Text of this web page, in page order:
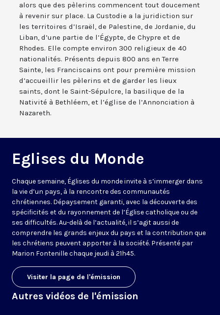
alors que des pèlerins commencent tout doucement
à revenir sur place. La Custodie a la juridiction sur
les territoires d’Israël, de Palestine, de Jordanie, du
Liban, d’une partie de l’Égypte, de Chypre et de
Rhodes. Elle compte environ 300 religieux de 40
nationalités. Présents depuis 800 ans en Terre
Sainte, les Franciscains ont pour première mission
d’accueillir les pèlerins et de garder les lieux
saints, dont le Saint-Sépulcre, la basilique de la
Nativité à Bethléem, et l’église de l’Annonciation à
Nazareth.
Eglises du Monde
Chaque semaine, Églises du monde invite à s’immerger dans
la vie d’un pays, à la rencontre des communautés
chrétiennes. Dépaysement garanti, avec la découverte des
spécificités et du rayonnement de l’Église catholique ou de
ses difficultés. Au-delà de l’actualité, il s’agit aussi de
comprendre les grands enjeux du pays et la contribution que
les chrétiens peuvent apporter à la société. Présenté par
Marion Fontenille chaque jeudi à 21h45.
Visiter la page de l'émission
Autres vidéos de l'émission